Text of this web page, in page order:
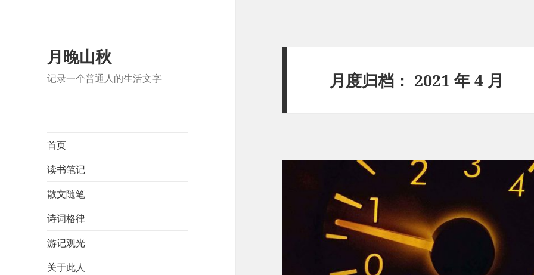
月晚山秋
记录一个普通人的生活文字
首页
读书笔记
散文随笔
诗词格律
游记观光
关于此人
月度归档： 2021 年 4 月